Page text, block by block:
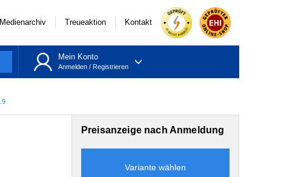
Medienarchiv Treueaktion Kontakt
Mein Konto
Anmelden / Registrieren
Preisanzeige nach Anmeldung
Variante wählen